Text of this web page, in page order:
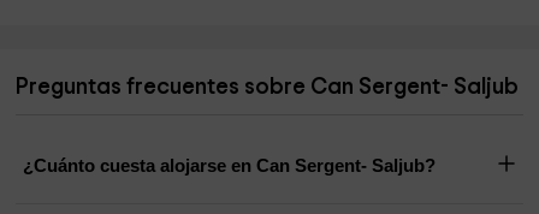
Preguntas frecuentes sobre Can Sergent- Saljub
¿Cuánto cuesta alojarse en Can Sergent- Saljub?